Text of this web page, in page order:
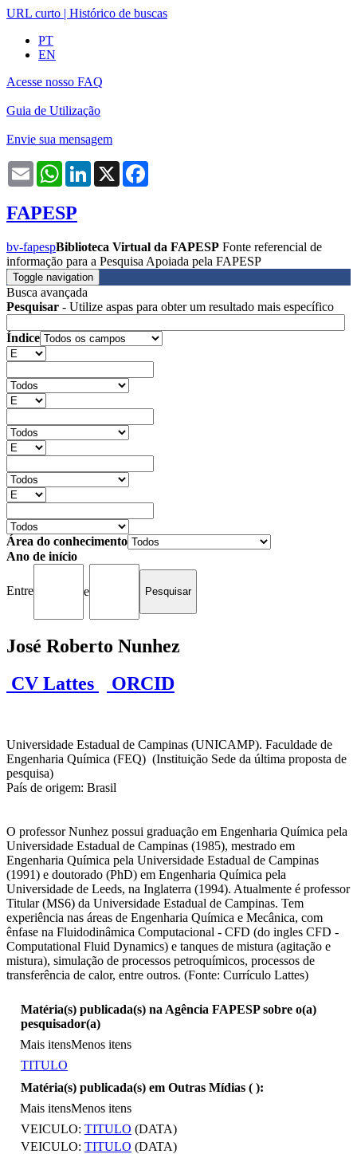
URL curto | Histórico de buscas
PT
EN
Acesse nosso FAQ
Guia de Utilização
Envie sua mensagem
Email WhatsAppLinkedIn
X
FAPESP
bv-fapespBiblioteca Virtual da FAPESP Fonte referencial de
informação para a Pesquisa Apoiada pela FAPESP
Toggle navigation
Busca avançada
Pesquisar - Utilize aspas para obter um resultado mais específico
Índice
Área do conhecimento
Ano de início
Entre e
José Roberto Nunhez
CV Lattes
ORCID
Universidade Estadual de Campinas (UNICAMP). Faculdade de
Engenharia Química (FEQ) (Instituição Sede da última proposta de
pesquisa)
País de origem: Brasil
O professor Nunhez possui graduação em Engenharia Química pela
Universidade Estadual de Campinas (1985), mestrado em
Engenharia Química pela Universidade Estadual de Campinas
(1991) e doutorado (PhD) em Engenharia Química pela
Universidade de Leeds, na Inglaterra (1994). Atualmente é professor
Titular (MS6) da Universidade Estadual de Campinas. Tem
experiência nas áreas de Engenharia Química e Mecânica, com
ênfase na Fluidodinâmica Computacional - CFD (do ingles CFD -
Computational Fluid Dynamics) e tanques de mistura (agitação e
mistura), simulação de processos petroquímicos, processos de
transferência de calor, entre outros. (Fonte: Currículo Lattes)
Matéria(s) publicada(s) na Agência FAPESP sobre o(a)
pesquisador(a)
Mais itensMenos itens
TITULO
Matéria(s) publicada(s) em Outras Mídias ( ):
Mais itensMenos itens
VEICULO: TITULO (DATA)
VEICULO: TITULO (DATA)